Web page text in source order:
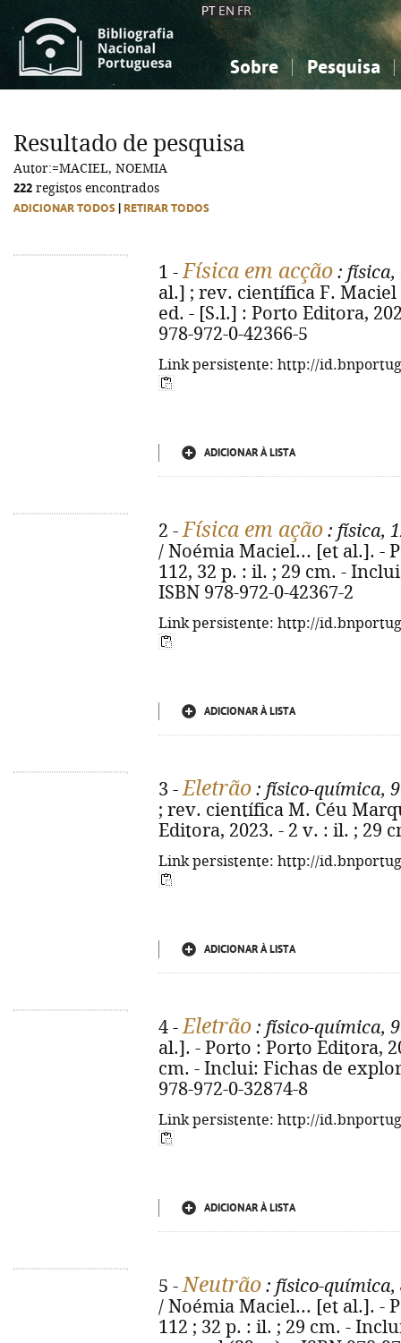
PT EN FR
Sobre Pesquisa
Ciências sociais...
Ciências sociais...
Resultado de pesquisa
Autor:=MACIEL, NOEMIA
222 registos encontrados
ADICIONAR TODOS RETIRAR TODOS
1 -Física em acção : física,
al.] ; rev. científica F. Maciel
ed. - [S.l.] : Porto Editora,
978-972-0-42366-5
Link persistente: http://
ADICIONAR À LISTA
2 -Física em ação : física,
/ Noémia Maciel... [et al.]. -
112, 32 p. : il. ; 29 cm. -
ISBN 978-972-0-42367-2
Link persistente: http://
ADICIONAR À LISTA
3 -Eletrão : físico-química,
; rev. científica M. Céu
Editora, 2023. - 2 v. : il. ; 29
Link persistente: http://
ADICIONAR À LISTA
4 -Eletrão : físico-química,
al.]. - Porto : Porto Editora,
cm. - Inclui: Fichas de
978-972-0-32874-8
Link persistente: http://
ADICIONAR À LISTA
5 -Neutrão : físico-química,
/ Noémia Maciel... [et al.]. -
112 ; 32 p. : il. ; 29 cm. -